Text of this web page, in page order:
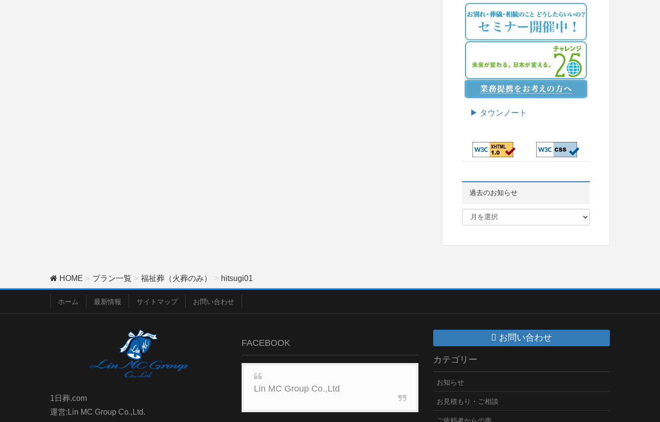
▶ タウンノート
過去のお知らせ
HOME プラン一覧 福祉葬（火葬のみ） hitsugi01
ホーム 最新情報 サイトマップ お問い合わせ
1日葬.com
運営:Lin MC Group Co.,Ltd.
FACEBOOK
Lin MC Group Co.,Ltd
お問い合わせ
カテゴリー
お知らせ
お見積もり・ご相談